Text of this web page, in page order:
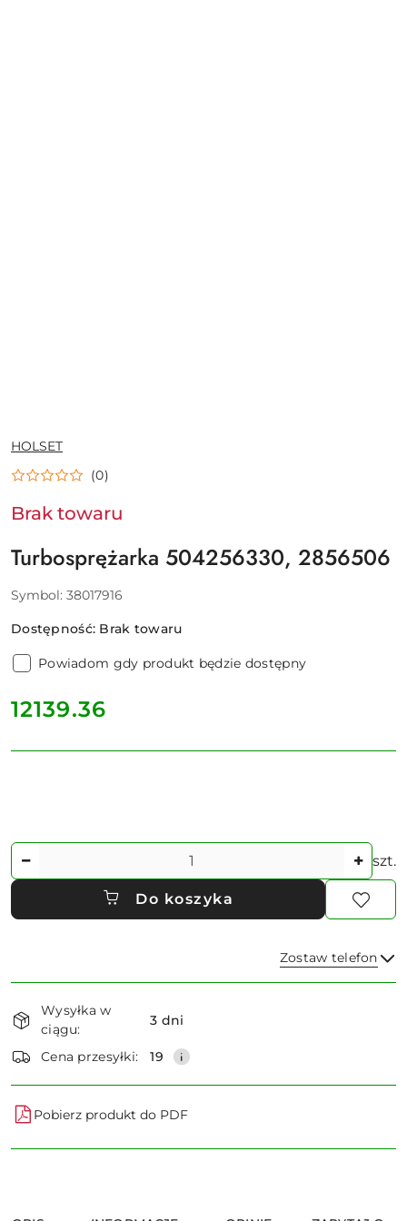
NAZWA
PRODUCENTA:
HOLSET
(0)
Brak towaru
Turbosprężarka 504256330, 2856506
Symbol: 38017916
Dostępność: Brak towaru
Powiadom gdy produkt będzie dostępny
cena:
12139.36
Ilość szt.
Do koszyka
Zostaw telefon
i
dostawa
Wysyłka w
ciągu:
3 dni
Cena przesyłki: 19
Pobierz produkt do PDF